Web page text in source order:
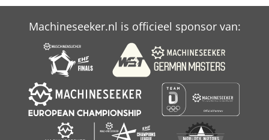
Atlas Copco Ga 90 Ff
Atlas Copco Le 7
Atlas Copco Xas 77
Machineseeker.nl is officieel sponsor van: